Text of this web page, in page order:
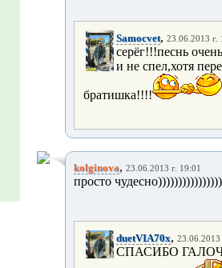
Samocvet, 23.06.2013 г.
серёг!!!песнь
и не спел,хотя
братишка!!!!
kolginova, 23.06.2013 г. 19:01
просто
duetVIA70x, 23.06.2013
СПАСИБО